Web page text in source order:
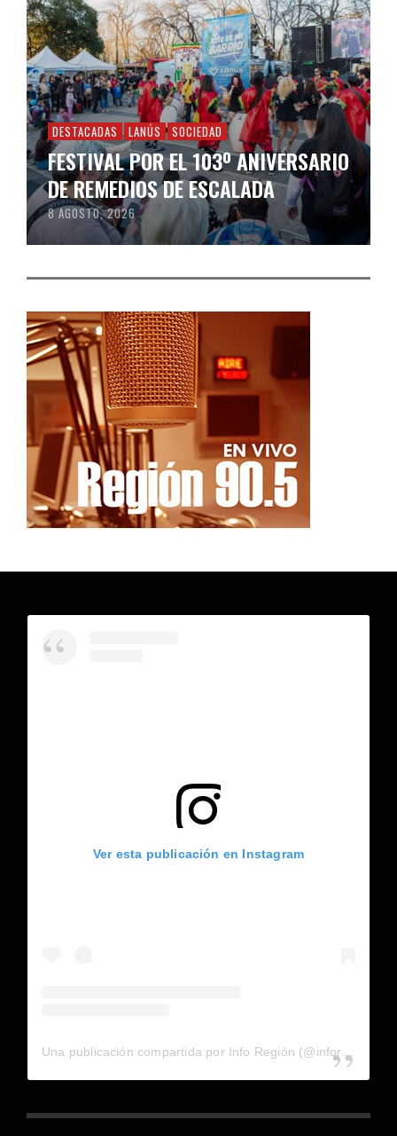
DESTACADAS LANÚS SOCIEDAD
FESTIVAL POR EL 103º ANIVERSARIO
DE REMEDIOS DE ESCALADA
8 AGOSTO, 2026
Ver esta publicación en Instagram